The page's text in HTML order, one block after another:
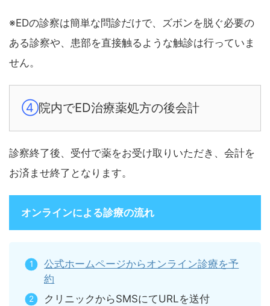
※EDの診察は簡単な問診だけで、ズボンを脱ぐ必要の
ある診察や、患部を直接触るような触診は行っていま
せん。
④院内でED治療薬処方の後会計
診察終了後、受付で薬をお受け取りいただき、会計を
お済ませ終了となります。
オンラインによる診療の流れ
公式ホームページからオンライン診療を予
約
クリニックからSMSにてURLを送付